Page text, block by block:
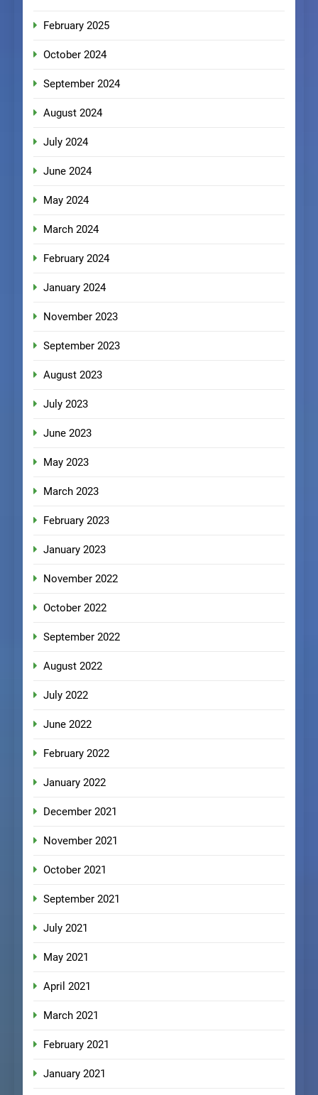
February 2025
October 2024
September 2024
August 2024
July 2024
June 2024
May 2024
March 2024
February 2024
January 2024
November 2023
September 2023
August 2023
July 2023
June 2023
May 2023
March 2023
February 2023
January 2023
November 2022
October 2022
September 2022
August 2022
July 2022
June 2022
February 2022
January 2022
December 2021
November 2021
October 2021
September 2021
July 2021
May 2021
April 2021
March 2021
February 2021
January 2021